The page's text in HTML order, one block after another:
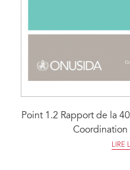
Point 1.2 Rapport de la
Coordination
LIRE